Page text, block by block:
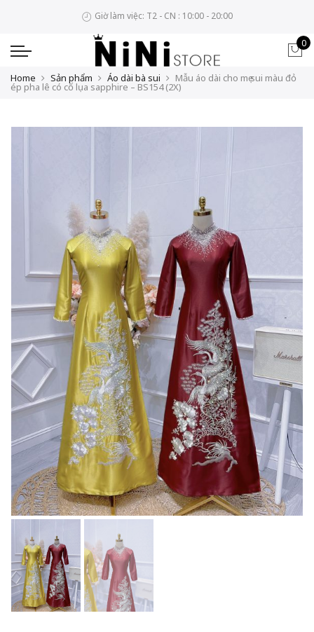
Giờ làm việc: T2 - CN : 10:00 - 20:00
0
Home Sản phẩm Áo dài bà sui Mẫu áo dài cho mẹ sui màu đỏ
ép pha lê có cổ lụa sapphire – BS154 (2X)